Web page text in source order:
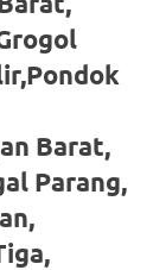
Barat,
Parang,